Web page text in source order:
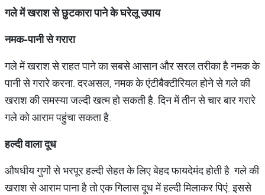
गलेमेंखराशसेछुटकारापानेकेघरेलूउपाय
नमक-पानीसेगरारा
गले में खराश से राहत पाने का सबसे आसान और सरल तरीका है नमक के
पानी से गरारे करना. दरअसल, नमक के एंटीबैक्टीरियल होने से गले की
खराश की समस्या जल्दी खत्म हो सकती है. दिन में तीन से चार बार गरारे
गले को आराम पहुंचा सकता है.
हल्दीवालादूध
औषधीय गुणों से भरपूर हल्दी सेहत के लिए बेहद फायदेमंद होती है. गले की
खराश से आराम पाना है तो एक गिलास दूध में हल्दी मिलाकर पिएं. इससे